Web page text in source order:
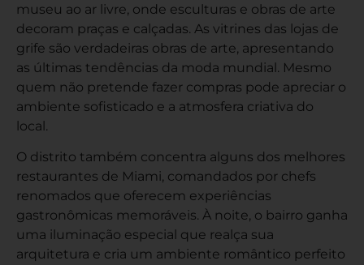
museu ao ar livre, onde esculturas e obras de arte
decoram praças e calçadas. As vitrines das lojas de
grife são verdadeiras obras de arte, apresentando
as últimas tendências da moda mundial. Mesmo
quem não pretende fazer compras pode apreciar o
ambiente sofisticado e a atmosfera criativa do
local.
O distrito também concentra alguns dos melhores
restaurantes de Miami, comandados por chefs
renomados que oferecem experiências
gastronômicas memoráveis. À noite, o bairro ganha
uma iluminação especial que realça sua
arquitetura e cria um ambiente romântico perfeito